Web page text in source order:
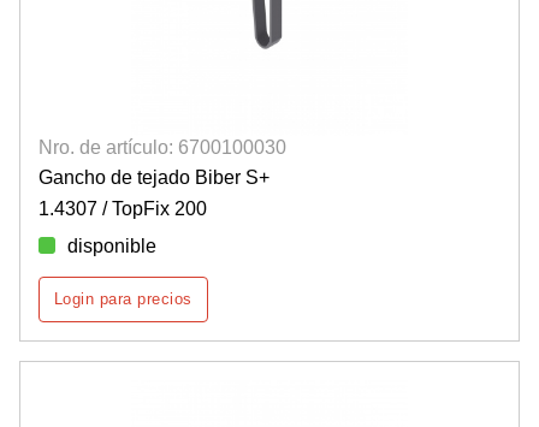
Nro. de artículo: 6700100030
Gancho de tejado Biber S+
1.4307 / TopFix 200
disponible
Login para precios